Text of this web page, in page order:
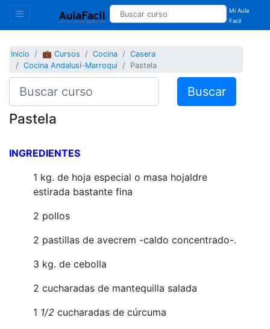
Mi Aula
Facil
Inicio 💼 Cursos Cocina
Casera
Cocina Andalusí-Marroquí
Pastela
Buscar
Pastela
INGREDIENTES
1 kg. de hoja especial o masa hojaldre
estirada bastante fina
2 pollos
2 pastillas de avecrem -caldo concentrado-.
3 kg. de cebolla
2 cucharadas de mantequilla salada
1 1/2 cucharadas de cúrcuma